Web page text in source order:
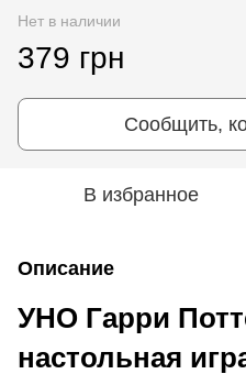
Нет в наличии
379 грн
Сообщить,
В избранное
Описание
УНО Гарри
настольная